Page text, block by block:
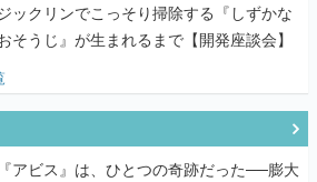
ックリンでこっそり掃除する『しずかな
そうじ』が生まれるまで【開発座談会】
『アビス』は、ひとつの奇跡だった──膨大